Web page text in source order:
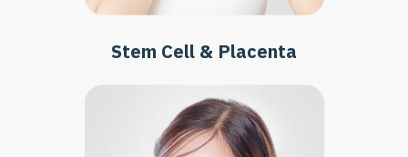
Stem Cell & Placenta